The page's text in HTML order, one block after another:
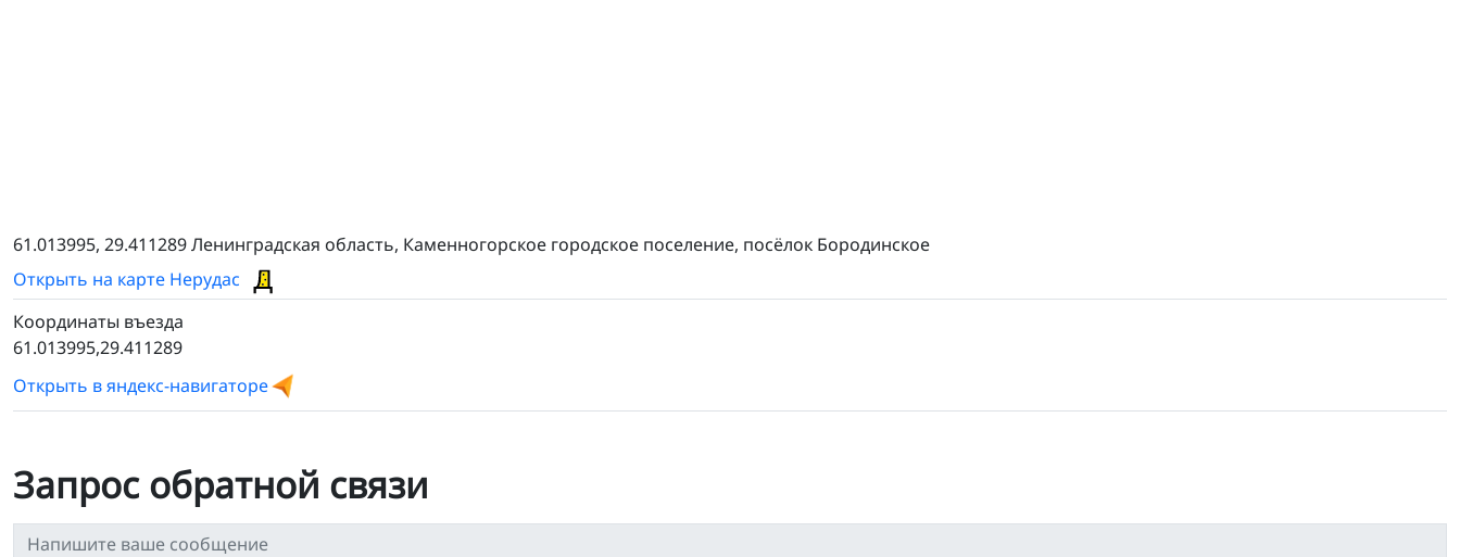
61.013995, 29.411289 Ленинградская область, Каменногорское городское поселение, посёлок Бородинское
Открыть на карте Нерудас
Координаты въезда
61.013995,29.411289
Открыть в яндекс-навигаторе
Запрос обратной связи